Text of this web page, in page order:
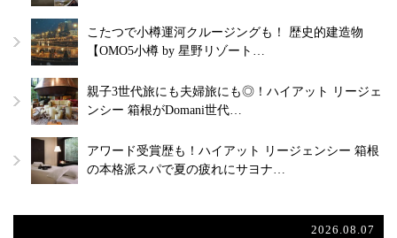
こたつで小樽運河クルージングも！ 歴史的建造物
【OMO5小樽 by 星野リゾート…
親子3世代旅にも夫婦旅にも◎！ハイアット リージェ
ンシー 箱根がDomani世代…
アワード受賞歴も！ハイアット リージェンシー 箱根
の本格派スパで夏の疲れにサヨナ…
2026.08.07